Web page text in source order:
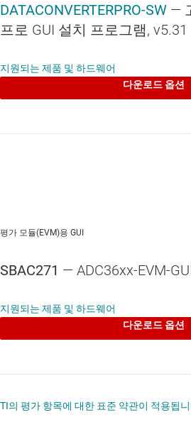
DATACONVERTERPRO-SW —
프로 GUI 설치 프로그램, v5.31
지원되는 제품 및 하드웨어
다운로드 옵션
평가 모듈(EVM)용 GUI
SBAC271 — ADC36xx-EVM-
지원되는 제품 및 하드웨어
다운로드 옵션
TI의 평가 항목에 대한 표준 약관이 적용됩